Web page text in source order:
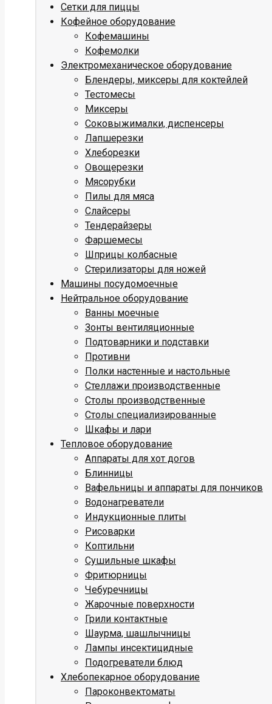
Сетки для пиццы
Кофейное оборудование
Кофемашины
Кофемолки
Электромеханическое оборудование
Блендеры, миксеры для коктейлей
Тестомесы
Миксеры
Соковыжималки, диспенсеры
Лапшерезки
Хлеборезки
Овощерезки
Мясорубки
Пилы для мяса
Слайсеры
Тендерайзеры
Фаршемесы
Шприцы колбасные
Стерилизаторы для ножей
Машины посудомоечные
Нейтральное оборудование
Ванны моечные
Зонты вентиляционные
Подтоварники и подставки
Противни
Полки настенные и настольные
Стеллажи производственные
Столы производственные
Столы специализированные
Шкафы и лари
Тепловое оборудование
Аппараты для хот догов
Блинницы
Вафельницы и аппараты для пончиков
Водонагреватели
Индукционные плиты
Рисоварки
Коптильни
Сушильные шкафы
Фритюрницы
Чебуречницы
Жарочные поверхности
Грили контактные
Шаурма, шашлычницы
Лампы инсектицидные
Подогреватели блюд
Хлебопекарное оборудование
Пароконвектоматы